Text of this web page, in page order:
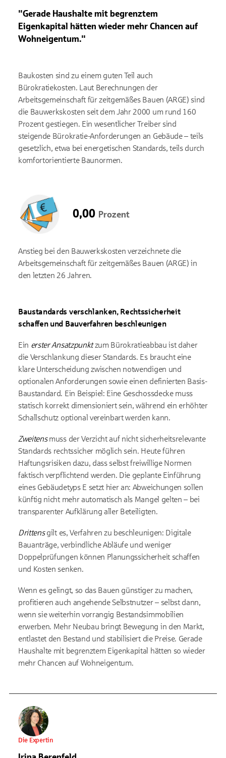
"Gerade Haushalte mit begrenztem
Eigenkapital hätten wieder mehr Chancen auf
Wohneigentum."
Baukosten sind zu einem guten Teil auch
Bürokratiekosten. Laut Berechnungen der
Arbeitsgemeinschaft für zeitgemäßes Bauen (ARGE) sind
die Bauwerkskosten seit dem Jahr 2000 um rund 160
Prozent gestiegen. Ein wesentlicher Treiber sind
steigende Bürokratie-Anforderungen an Gebäude – teils
gesetzlich, etwa bei energetischen Standards, teils durch
komfortorientierte Baunormen.
0,00 Prozent
Anstieg bei den Bauwerkskosten verzeichnete die
Arbeitsgemeinschaft für zeitgemäßes Bauen (ARGE) in
den letzten 26 Jahren.
Baustandards verschlanken, Rechtssicherheit
schaffen und Bauverfahren beschleunigen
Ein erster Ansatzpunktzum Bürokratieabbau ist daher
die Verschlankung dieser Standards. Es braucht eine
klare Unterscheidung zwischen notwendigen und
optionalen Anforderungen sowie einen definierten Basis-
Baustandard. Ein Beispiel: Eine Geschossdecke muss
statisch korrekt dimensioniert sein, während ein erhöhter
Schallschutz optional vereinbart werden kann.
Zweitensmuss der Verzicht auf nicht sicherheitsrelevante
Standards rechtssicher möglich sein. Heute führen
Haftungsrisiken dazu, dass selbst freiwillige Normen
faktisch verpflichtend werden. Die geplante Einführung
eines Gebäudetyps E setzt hier an: Abweichungen sollen
künftig nicht mehr automatisch als Mangel gelten – bei
transparenter Aufklärung aller Beteiligten.
Drittensgilt es, Verfahren zu beschleunigen: Digitale
Bauanträge, verbindliche Abläufe und weniger
Doppelprüfungen können Planungssicherheit schaffen
und Kosten senken.
Wenn es gelingt, so das Bauen günstiger zu machen,
profitieren auch angehende Selbstnutzer – selbst dann,
wenn sie weiterhin vorrangig Bestandsimmobilien
erwerben. Mehr Neubau bringt Bewegung in den Markt,
entlastet den Bestand und stabilisiert die Preise. Gerade
Haushalte mit begrenztem Eigenkapital hätten so wieder
mehr Chancen auf Wohneigentum.
Die Expertin